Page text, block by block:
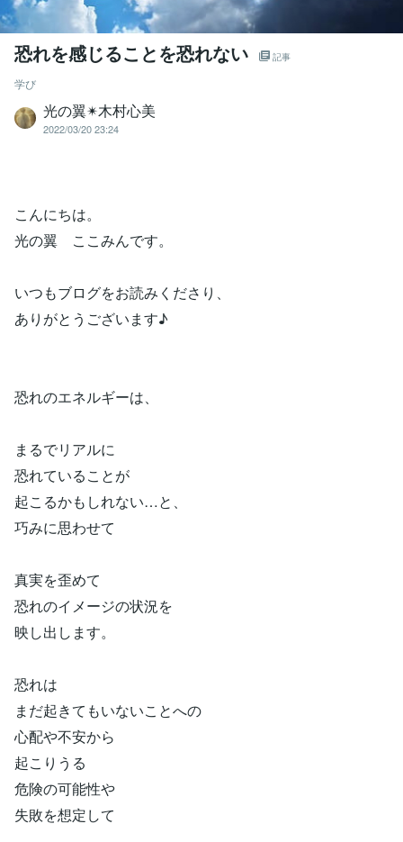
恐れを感じることを恐れない 記事
学び
光の翼✴︎木村心美
2022/03/20 23:24
こんにちは。
光の翼 ここみんです。
いつもブログをお読みくださり、
ありがとうございます♪
恐れのエネルギーは、
まるでリアルに
恐れていることが
起こるかもしれない…と、
巧みに思わせて
真実を歪めて
恐れのイメージの状況を
映し出します。
恐れは
まだ起きてもいないことへの
心配や不安から
起こりうる
危険の可能性や
失敗を想定して